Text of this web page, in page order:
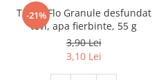
-21%
Tub.O.Flo Granule desfundat
tevi, apa fierbinte, 55 g
3,90 Lei
3,10 Lei